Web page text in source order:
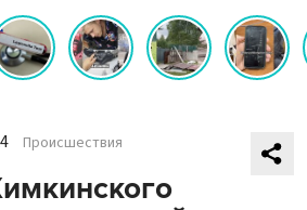
Происшествия